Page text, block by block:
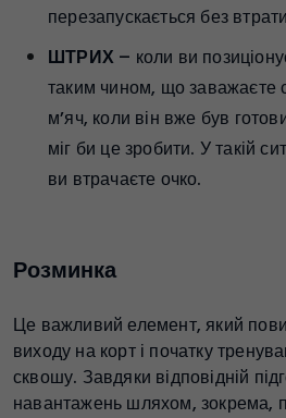
перезапускається без
ШТРИХ – коли ви
таким чином, що заважаєте
м’яч, коли він вже був
міг би це зробити. У такій
ви втрачаєте очко.
Розминка
Це важливий елемент, який
виходу на корт і початку
сквошу. Завдяки відповідній
навантажень шляхом, зокрема,